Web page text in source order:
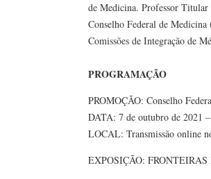
de Medicina. Professor
Conselho Federal de
Comissões de Integração de
PROGRAMAÇÃO
PROMOÇÃO: Conselho
DATA: 7 de outubro de 2021
LOCAL: Transmissão online
EXPOSIÇÃO: